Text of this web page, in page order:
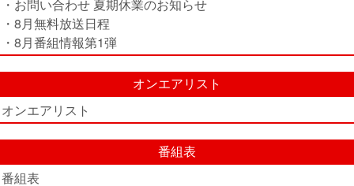
・お問い合わせ 夏期休業のお知らせ
・8月無料放送日程
・8月番組情報第1弾
オンエアリスト
オンエアリスト
番組表
番組表